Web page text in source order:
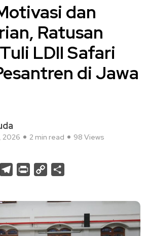
dan
Ratusan
LDII Safari
di Jawa
2026 2 min read 98 Views
ThreadsTelegram
Print
Copy